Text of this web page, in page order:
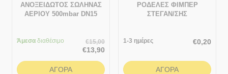
ΑΝΟΞΕΙΔΩΤΟΣ ΣΩΛΗΝΑΣ
ΑΕΡΙΟΥ 500mbar DN15
Άμεσα διαθέσιμο €15,00
€13,90
ΑΓΟΡΆ
ΡΟΔΕΛΕΣ ΦΙΜΠΕΡ
ΣΤΕΓΑΝ/ΣΗΣ
1-3 ημέρες €0,20
ΑΓΟΡΆ